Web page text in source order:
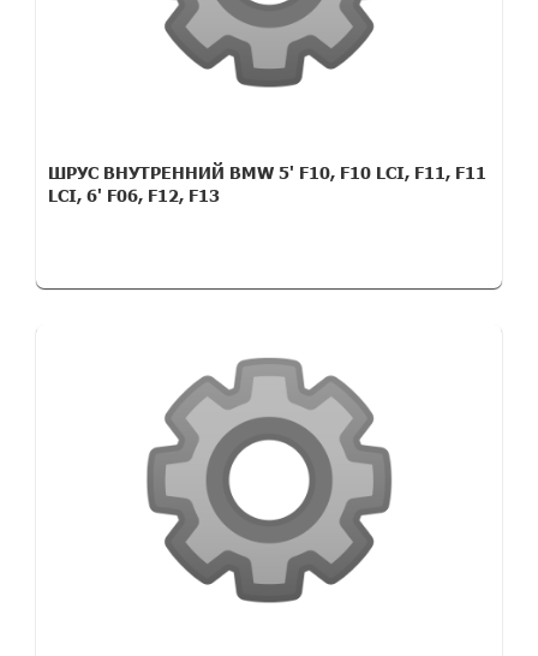
ШРУС ВНУТРЕННИЙ BMW 5' F10, F10 LCI, F11, F11
LCI, 6' F06, F12, F13